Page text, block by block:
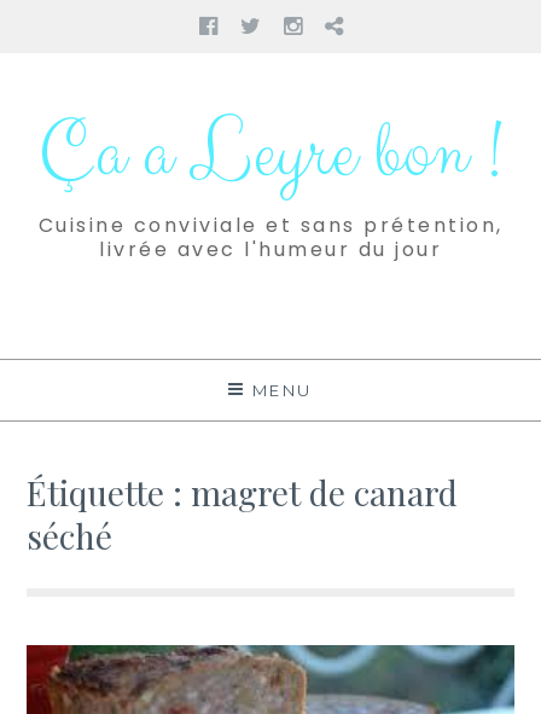
Facebook
TwitterInstagram
Pinterest
contenuÇa a Leyre bon !
Cuisine conviviale et sans prétention,
livrée avec l'humeur du jour
MENU
Étiquette : magret de canard
séché